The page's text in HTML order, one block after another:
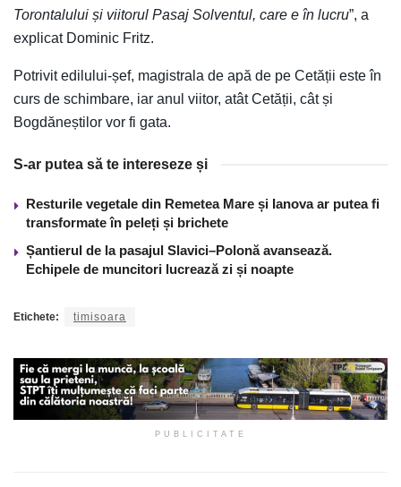
Torontalului și viitorul Pasaj Solventul, care e în lucru”, a
explicat Dominic Fritz.
Potrivit edilului-șef, magistrala de apă de pe Cetății este în
curs de schimbare, iar anul viitor, atât Cetății, cât și
Bogdăneștilor vor fi gata.
S-ar putea să te intereseze și
Resturile vegetale din Remetea Mare și Ianova ar putea fi
transformate în peleți și brichete
Șantierul de la pasajul Slavici–Polonă avansează.
Echipele de muncitori lucrează zi și noapte
Etichete: timisoara
PUBLICITATE